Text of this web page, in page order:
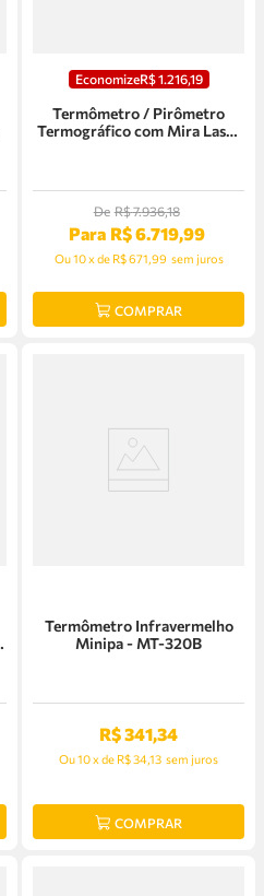
EconomizeR$1 216,19
Termômetro / Pirômetro
Termográfico com Mira Laser
De R$7.936,18
Para R$6.719,99
Ou10xde R$ 671,99 sem juros
COMPRAR
Termômetro Infravermelho
Minipa - MT-320B
R$341,34
Ou10xde R$ 34,13 sem juros
COMPRAR